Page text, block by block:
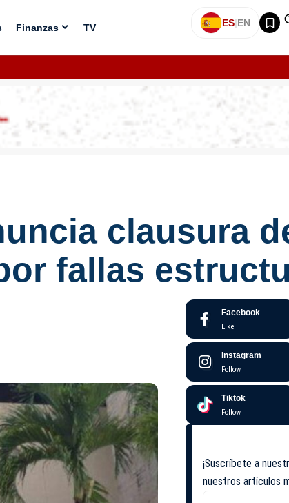
Finanzas TV ES|EN
clausura
fallas
Facebook
Like
Instagram
Follow
Tiktok
Follow
¡Suscríbete a
nuestros artículos